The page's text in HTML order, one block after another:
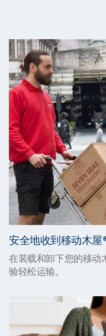
安全地收到移动木屋
在装载和卸下您的移动
验轻松运输。